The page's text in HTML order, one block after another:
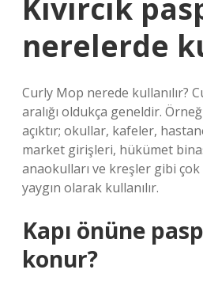
Kıvırcık
nerelerde
Curly Mop nerede kullanılır?
aralığı oldukça geneldir.
açıktır; okullar, kafeler,
market girişleri, hükümet
anaokulları ve kreşler gibi
yaygın olarak kullanılır.
Kapı önüne
konur?